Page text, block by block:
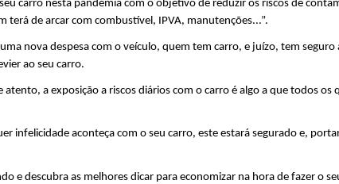
carro nesta pandemia com o objetivo de reduzir os riscos de
terá de arcar com combustível, IPVA, manutenções...”.
nova despesa com o veículo, quem tem carro, e juízo, tem
ao seu carro.
a exposição a riscos diários com o carro é algo a que todos os
infelicidade aconteça com o seu carro, este estará segurado e,
e descubra as melhores dicar para economizar na hora de fazer o